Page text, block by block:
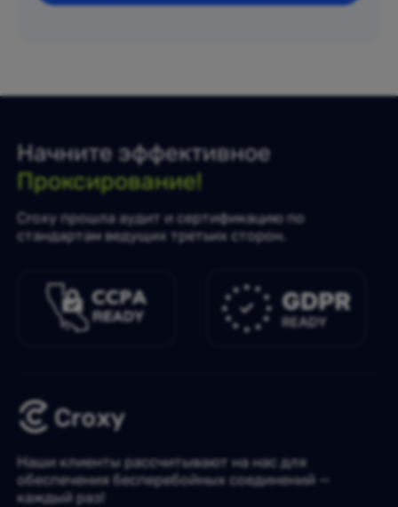
Начните эффективное
Проксирование!
Croxy прошла аудит и сертификацию по
стандартам ведущих третьих сторон.
Наши клиенты рассчитывают на нас для
обеспечения бесперебойных соединений —
каждый раз!